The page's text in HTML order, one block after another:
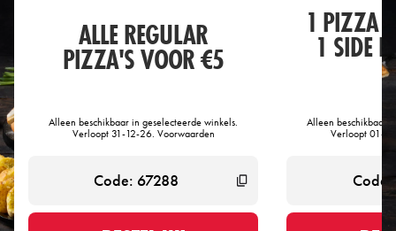
ALLE REGULAR
PIZZA'S VOOR €5
Alleen beschikbaar in geselecteerde winkels.
Verloopt 31-12-26. Voorwaarden
1 PIZZA
1 SIDE
Alleen beschikbaar
Verloopt 01-